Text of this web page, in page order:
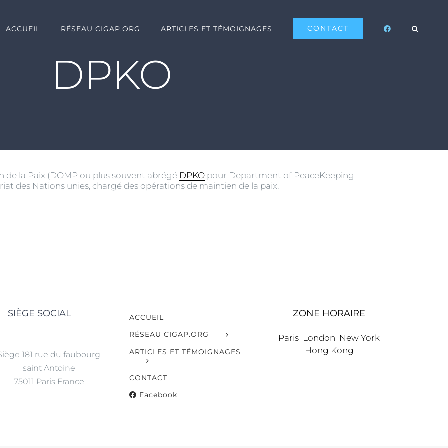
ACCUEIL RÉSEAU CIGAP.ORG ARTICLES ET TÉMOIGNAGES CONTACT
DPKO
la Paix (DOMP ou plus souvent abrégé DPKO pour Department of PeaceKeeping
des Nations unies, chargé des opérations de maintien de la paix.
SIÈGE SOCIAL
181 rue du faubourg
saint Antoine
75011 Paris France
ACCUEIL
RÉSEAU CIGAP.ORG
ARTICLES ET TÉMOIGNAGES
CONTACT
Facebook
ZONE HORAIRE
Paris London New York
Hong Kong